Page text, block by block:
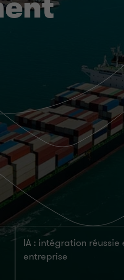
IA : intégration réussie
entreprise